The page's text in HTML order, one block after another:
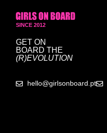
SINCE 2012
GET ON
BOARD THE
(R)EVOLUTION
hello@girlsonboard.pt